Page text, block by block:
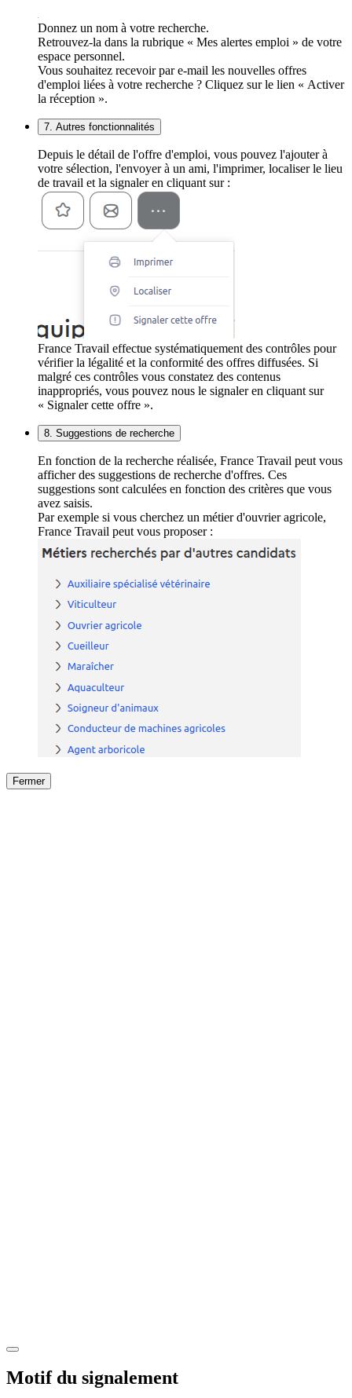
Donnez un nom à votre recherche.
Retrouvez-la dans la rubrique « Mes alertes emploi » de votre
espace personnel.
Vous souhaitez recevoir par e-mail les nouvelles offres
d'emploi liées à votre recherche ? Cliquez sur le lien « Activer
la réception ».
7. Autres fonctionnalités
Depuis le détail de l'offre d'emploi, vous pouvez l'ajouter à
votre sélection, l'envoyer à un ami, l'imprimer, localiser le lieu
de travail et la signaler en cliquant sur :
France Travail effectue systématiquement des contrôles pour
vérifier la légalité et la conformité des offres diffusées. Si
malgré ces contrôles vous constatez des contenus
inappropriés, vous pouvez nous le signaler en cliquant sur
« Signaler cette offre ».
8. Suggestions de recherche
En fonction de la recherche réalisée, France Travail peut vous
afficher des suggestions de recherche d'offres. Ces
suggestions sont calculées en fonction des critères que vous
avez saisis.
Par exemple si vous cherchez un métier d'ouvrier agricole,
France Travail peut vous proposer :
Fermer
Motif du signalement